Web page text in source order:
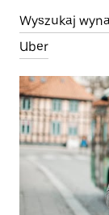
Wyszukaj
Uber